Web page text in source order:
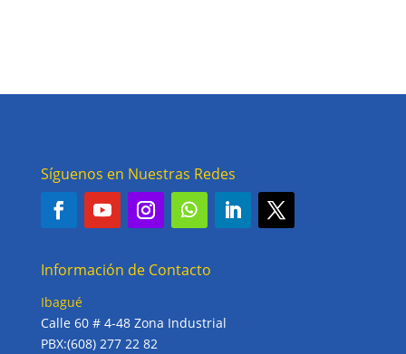
Síguenos en Nuestras Redes
Información de Contacto
Ibagué
Calle 60 # 4-48 Zona Industrial
PBX:(608) 277 22 82